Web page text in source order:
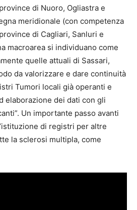
di Nuoro, Ogliastra e
meridionale (con competenza
di Cagliari, Sanluri e
macroarea si individuano come
quelle attuali di Sassari,
da valorizzare e dare continuità
Tumori locali già operanti e
elaborazione dei dati con gli
Un importante passo avanti
di registri per altre
la sclerosi multipla, come